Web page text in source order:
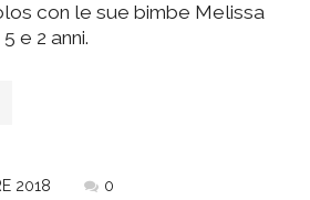
con le sue bimbe Melissa
e 2 anni.
2018 0